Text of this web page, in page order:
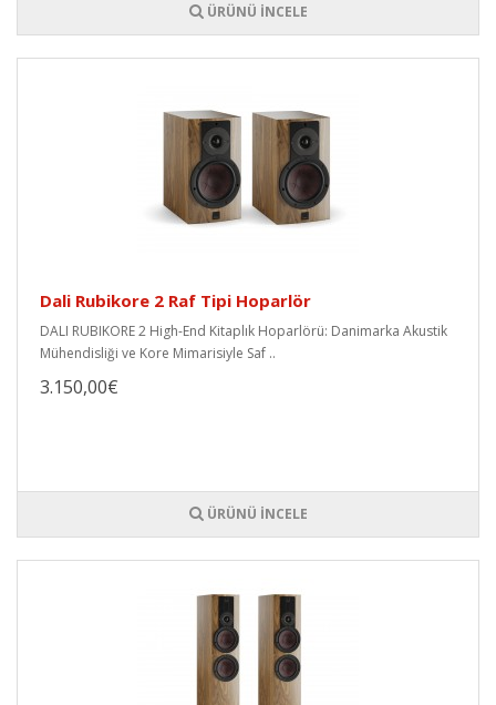
ÜRÜNÜ İNCELE
Dali Rubikore 2 Raf Tipi Hoparlör
DALI RUBIKORE 2 High-End Kitaplık Hoparlörü: Danimarka Akustik
Mühendisliği ve Kore Mimarisiyle Saf ..
3.150,00€
ÜRÜNÜ İNCELE